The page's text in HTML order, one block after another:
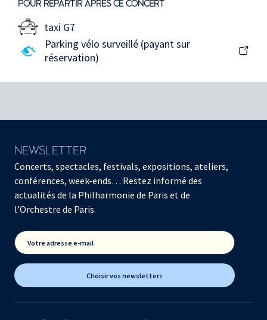
POUR REPARTIR APRÈS CE CONCERT
taxi G7
Parking vélo surveillé (payant sur
réservation)
NEWSLETTER
Concerts, spectacles, festivals, expositions, ateliers,
conférences, week-ends… Restez informé des
actualités de la Philharmonie de Paris et de
l’Orchestre de Paris.
Votre adresse e-mail
Choisir vos newsletters